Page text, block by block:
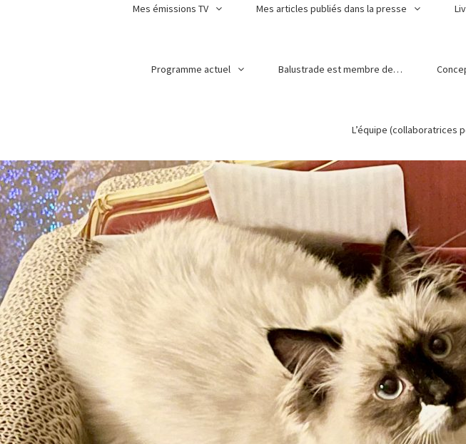
Mes émissions TV Mes articles publiés dans la presse
Programme actuel Balustrade est membre de…
L’équipe (collaboratrices